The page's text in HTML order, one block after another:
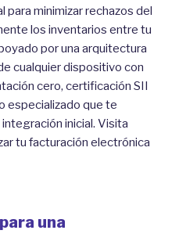
minimizar rechazos del
los inventarios entre tu
por una arquitectura
cualquier dispositivo con
cero, certificación SII
especializado que te
inicial. Visita
tu facturación electrónica
una